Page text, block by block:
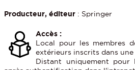
Producteur, éditeur : Springer
Accès :
Local pour les membres
extérieurs inscrits dans
Distant uniquement pour